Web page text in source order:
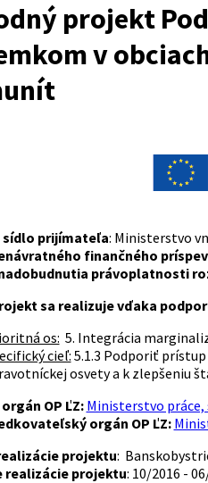
projekt
v
sídlo prijímateľa: Ministerstvo
finančného
právoplatnosti
sa realizuje vďaka
os: 5. Integrácia
cieľ: 5.1.3 Podporiť
osvety a k zlepšeniu
OP ĽZ: Ministerstvo práce,
orgán OP ĽZ:
projektu:
realizácie projektu: 10/2016 -